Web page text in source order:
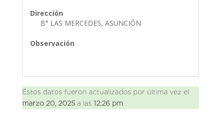
Dirección
B° LAS MERCEDES, ASUNCIÓN
Observación
Éstos datos fueron actualizados por última vez el
marzo 20, 2025a las 12:26 pm.